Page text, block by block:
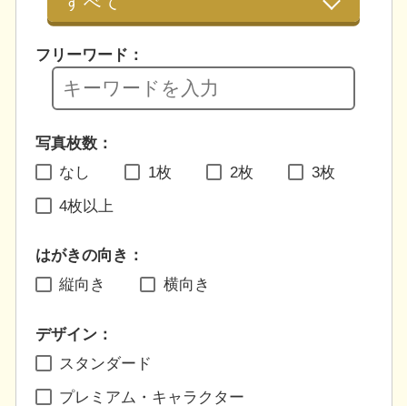
フリーワード：
写真枚数：
なし
1枚 2枚 3枚
4枚以上
はがきの向き：
縦向き
横向き
デザイン：
スタンダード
プレミアム・キャラクター